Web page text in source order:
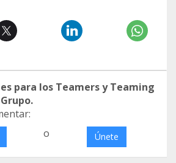
para los Teamers y Teaming
o Únete